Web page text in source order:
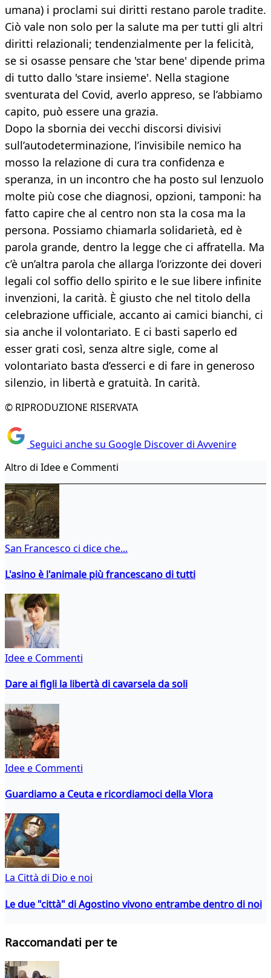
umana) i proclami sui diritti restano parole tradite.
Ciò vale non solo per la salute ma per tutti gli altri
diritti relazionali; tendenzialmente per la felicità,
se si osasse pensare che 'star bene' dipende prima
di tutto dallo 'stare insieme'. Nella stagione
sventurata del Covid, averlo appreso, se l’abbiamo
capito, può essere una grazia.
Dopo la sbornia dei vecchi discorsi divisivi
sull’autodeterminazione, l’invisibile nemico ha
mosso la relazione di cura tra confidenza e
speranza, in un incontro che ha posto sul lenzuolo
molte più cose che diagnosi, opzioni, tamponi: ha
fatto capire che al centro non sta la cosa ma la
persona. Possiamo chiamarla solidarietà, ed è
parola grande, dentro la legge che ci affratella. Ma
c’è un’altra parola che allarga l’orizzonte dei doveri
legali col soffio dello spirito e le sue libere infinite
invenzioni, la carità. È giusto che nel titolo della
celebrazione ufficiale, accanto ai camici bianchi, ci
sia anche il volontariato. E ci basti saperlo ed
esser grati così, senza altre sigle, come al
volontariato basta d’esserci e di fare in generoso
silenzio, in libertà e gratuità. In carità.
© RIPRODUZIONE RISERVATA
Seguici anche su Google Discover di Avvenire
Altro di Idee e Commenti
San Francesco ci dice che...
L'asino è l'animale più francescano di tutti
Idee e Commenti
Dare ai figli la libertà di cavarsela da soli
Idee e Commenti
Guardiamo a Ceuta e ricordiamoci della Vlora
La Città di Dio e noi
Le due "città" di Agostino vivono entrambe dentro di noi
Raccomandati per te